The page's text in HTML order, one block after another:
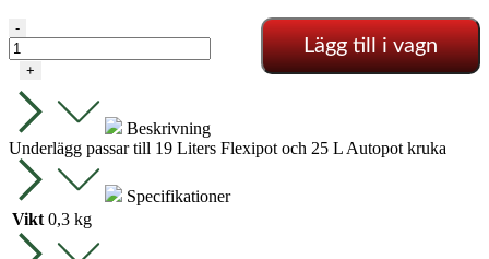
1
Pot
XL
inkl
lock
mängd
-
+
Lägg till i vagn
Beskrivning
Underlägg passar till 19 Liters Flexipot och 25 L Autopot kruka
Specifikationer
Vikt 0,3 kg